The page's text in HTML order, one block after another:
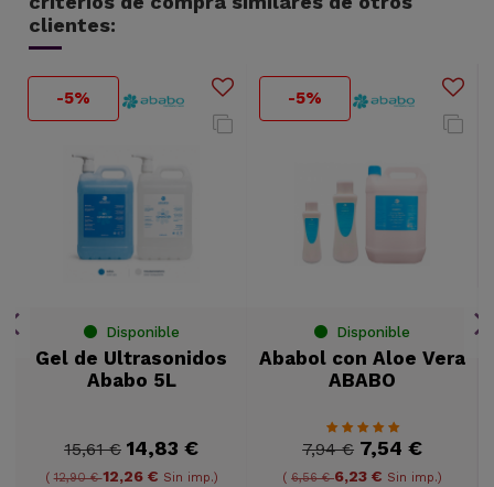
clientes:
-5%
Disponible
Gel de Ultrasonidos
Ababo 5L
15,61 € 14,83 €
(12,90 €12,26 € Sin imp.)
-5%
Disponible
Ababol con Aloe Vera
ABABO
7,94 € 7,54 €
(6,56 €6,23 € Sin imp.)